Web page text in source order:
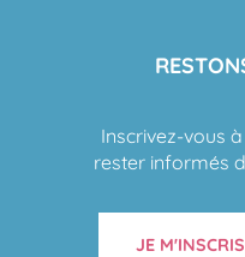
Inscrivez-vous
rester informés
JE